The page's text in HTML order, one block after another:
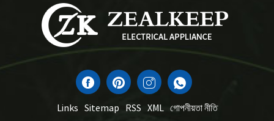
Links Sitemap RSS XML গোপনীয়তা নীতি